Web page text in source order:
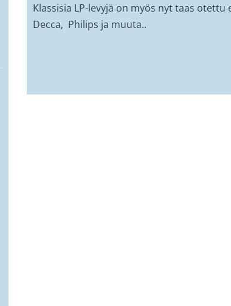
Klassisia LP-levyjä on myös nyt taas otettu
Decca, Philips ja muuta..